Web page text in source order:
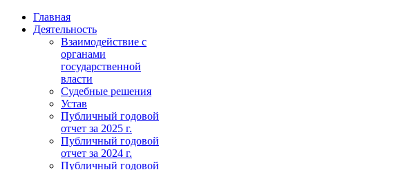
Главная
Деятельность
Взаимодействие с
органами
государственной
власти
Судебные решения
Устав
Публичный годовой
отчет за 2025 г.
Публичный годовой
отчет за 2024 г.
Публичный годовой